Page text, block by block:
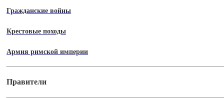
Гражданские войны
Крестовые походы
Армия римской империи
Правители